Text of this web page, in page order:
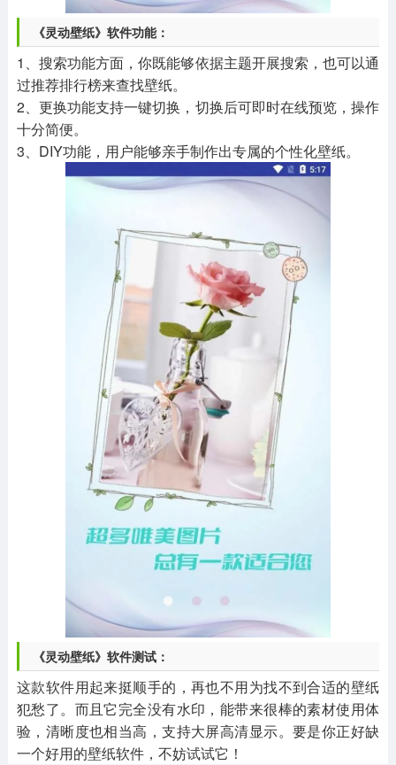
《灵动壁纸》软件功能：
1、搜索功能方面，你既能够依据主题开展搜索，也可以通
过推荐排行榜来查找壁纸。
2、更换功能支持一键切换，切换后可即时在线预览，操作
十分简便。
3、DIY功能，用户能够亲手制作出专属的个性化壁纸。
《灵动壁纸》软件测试：
这款软件用起来挺顺手的，再也不用为找不到合适的壁纸
犯愁了。而且它完全没有水印，能带来很棒的素材使用体
验，清晰度也相当高，支持大屏高清显示。要是你正好缺
一个好用的壁纸软件，不妨试试它！